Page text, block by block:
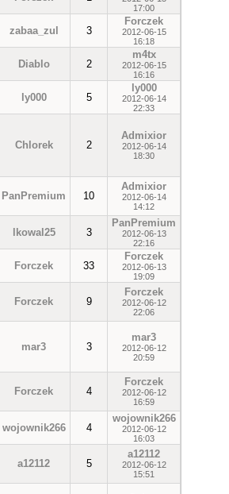
17:00
zabaa_zul 3
Forczek
2012-06-15
16:18
Diablo 2
m4tx
2012-06-15
16:16
ly000 5
ly000
2012-06-14
22:33
Chlorek 2
Admixior
2012-06-14
18:30
PanPremium 10
Admixior
2012-06-14
14:12
lkowal25 3
PanPremium
2012-06-13
22:16
Forczek 33
Forczek
2012-06-13
19:09
Forczek 9
Forczek
2012-06-12
22:06
mar3 3
mar3
2012-06-12
20:59
Forczek 4
Forczek
2012-06-12
16:59
wojownik266 4
wojownik266
2012-06-12
16:03
a12112 5
a12112
2012-06-12
15:51